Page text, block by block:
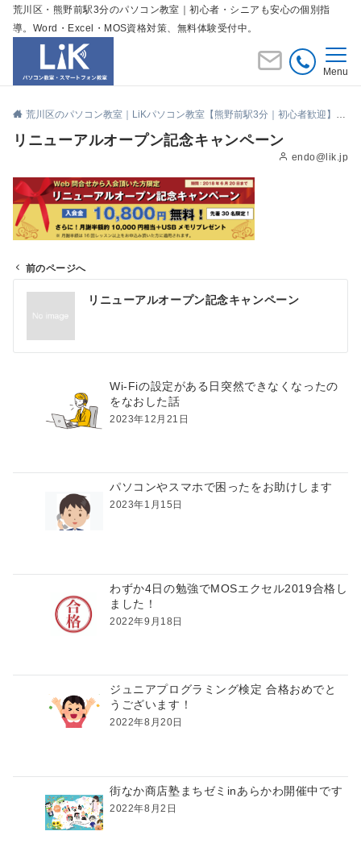
荒川区・熊野前駅3分のパソコン教室｜初心者・シニアも安心の個別指
導。Word・Excel・MOS資格対策、無料体験受付中。
Menu
荒川区のパソコン教室｜LiKパソコン教室【熊野前駅3分｜初心者歓迎】
リニューアルオープン記念キャンペーン
endo@lik.jp
投
ナ
前のページへ
リニューアルオープン記念キャンペーン
Wi-Fiの設定がある日突然できなくなったの
をなおした話
2023年12月21日
パソコンやスマホで困ったをお助けします
2023年1月15日
わずか4日の勉強でMOSエクセル2019合格し
ました！
2022年9月18日
ジュニアプログラミング検定 合格おめでと
うございます！
2022年8月20日
街なか商店塾まちゼミinあらかわ開催中です
2022年8月2日